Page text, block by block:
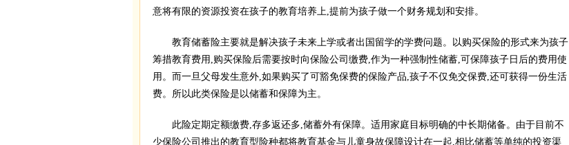
意将有限的资源投资在孩子的教育培养上,提前为孩子做一个财务规划和安排。
教育储蓄险主要就是解决孩子未来上学或者出国留学的学费问题。以购买保险的形式来为孩子
筹措教育费用,购买保险后需要按时向保险公司缴费,作为一种强制性储蓄,可保障孩子日后的费用使
用。而一旦父母发生意外,如果购买了可豁免保费的保险产品,孩子不仅免交保费,还可获得一份生活
费。所以此类保险是以储蓄和保障为主。
此险定期定额缴费,存多返还多,储蓄外有保障。适用家庭目标明确的中长期储备。由于目前不
少保险公司推出的教育型险种都将教育基金与儿童身故保障设计在一起,相比储蓄等单纯的投资渠